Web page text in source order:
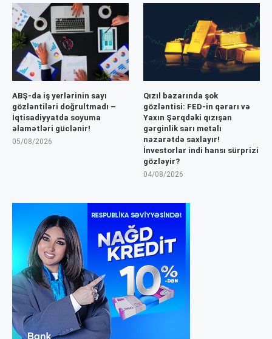
ABŞ-da iş yerlərinin sayı
gözləntiləri doğrultmadı –
İqtisadiyyatda soyuma
əlamətləri güclənir!
05/08/2026
Qızıl bazarında şok
gözləntisi: FED-in qərarı və
Yaxın Şərqdəki qızışan
gərginlik sarı metalı
nəzarətdə saxlayır!
İnvestorlar indi hansı sürprizi
gözləyir?
04/08/2026